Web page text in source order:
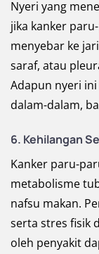
Nyeri yang
jika kanker
menyebar ke
saraf, atau
Adapun nyeri
dalam-dalam,
6. Kehilangan
Kanker paru-
metabolisme
nafsu makan.
serta stres fisik
oleh penyakit